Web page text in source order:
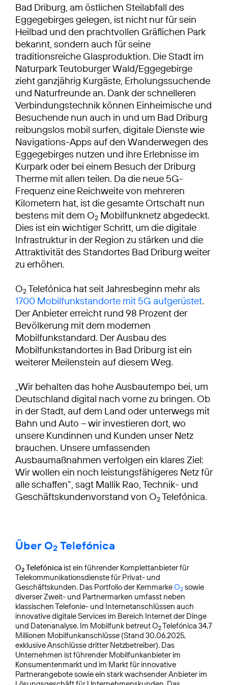
Bad Driburg, am östlichen Steilabfall des
Eggegebirges gelegen, ist nicht nur für sein
Heilbad und den prachtvollen Gräflichen Park
bekannt, sondern auch für seine
traditionsreiche Glasproduktion. Die Stadt im
Naturpark Teutoburger Wald/Eggegebirge
zieht ganzjährig Kurgäste, Erholungssuchende
und Naturfreunde an. Dank der schnelleren
Verbindungstechnik können Einheimische und
Besuchende nun auch in und um Bad Driburg
reibungslos mobil surfen, digitale Dienste wie
Navigations-Apps auf den Wanderwegen des
Eggegebirges nutzen und ihre Erlebnisse im
Kurpark oder bei einem Besuch der Driburg
Therme mit allen teilen. Da die neue 5G-
Frequenz eine Reichweite von mehreren
Kilometern hat, ist die gesamte Ortschaft nun
bestens mit dem O2 Mobilfunknetz abgedeckt.
Dies ist ein wichtiger Schritt, um die digitale
Infrastruktur in der Region zu stärken und die
Attraktivität des Standortes Bad Driburg weiter
zu erhöhen.
O2Telefónica hat seit Jahresbeginn mehr als
1700 Mobilfunkstandorte mit 5G aufgerüstet.
Der Anbieter erreicht rund 98 Prozent der
Bevölkerung mit dem modernen
Mobilfunkstandard. Der Ausbau des
Mobilfunkstandortes in Bad Driburg ist ein
weiterer Meilenstein auf diesem Weg.
„Wir behalten das hohe Ausbautempo bei, um
Deutschland digital nach vorne zu bringen. Ob
in der Stadt, auf dem Land oder unterwegs mit
Bahn und Auto – wir investieren dort, wo
unsere Kundinnen und Kunden unser Netz
brauchen. Unsere umfassenden
Ausbaumaßnahmen verfolgen ein klares Ziel:
Wir wollen ein noch leistungsfähigeres Netz für
alle schaffen“, sagt Mallik Rao, Technik- und
Geschäftskundenvorstand von O2Telefónica.
Über O2 Telefónica
O2 Telefónica ist ein führender Komplettanbieter für
Telekommunikationsdienste für Privat- und
Geschäftskunden. Das Portfolio der KernmarkeO2 sowie
diverser Zweit- und Partnermarken umfasst neben
klassischen Telefonie- und Internetanschlüssen auch
innovative digitale Services im Bereich Internet der Dinge
und Datenanalyse. Im Mobilfunk betreut O2Telefónica 34,7
Millionen Mobilfunkanschlüsse (Stand 30.06.2025,
exklusive Anschlüsse dritter Netzbetreiber). Das
Unternehmen ist führender Mobilfunkanbieter im
Konsumentenmarkt und im Markt für innovative
Partnerangebote sowie ein stark wachsender Anbieter im